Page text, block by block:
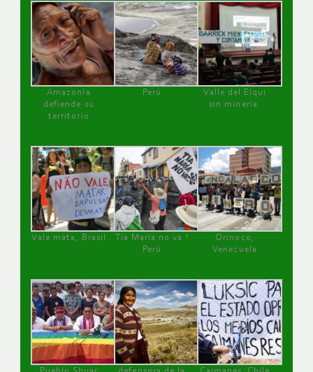
Amazonía
defiende su
territorio
Perú
Valle del Elqui
sin minería.
Vale mata, Brasil
Tía María no va !
Perú
Orinoco,
Venezuela